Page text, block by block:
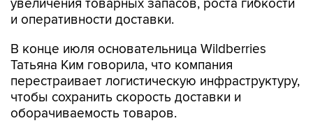
В конце июля основательница Wildberries
перестраивает логистическую инфраструктуру,
чтобы сохранить скорость доставки и
оборачиваемость товаров.
Также она указывала, что террористические